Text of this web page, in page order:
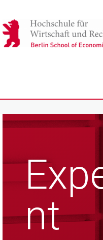
nt